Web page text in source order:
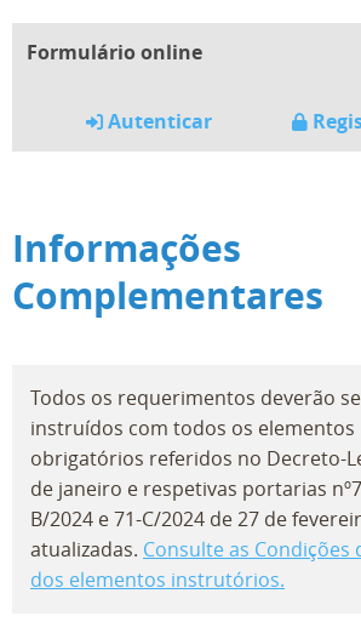
Formulário online
Autenticar
Informações
Complementares
Todos os requerimentos deverão
instruídos com todos os
obrigatórios referidos no Decreto-
de janeiro e respetivas portarias
B/2024 e 71-C/2024 de 27 de
atualizadas. Consulte as Condições
dos elementos instrutórios.